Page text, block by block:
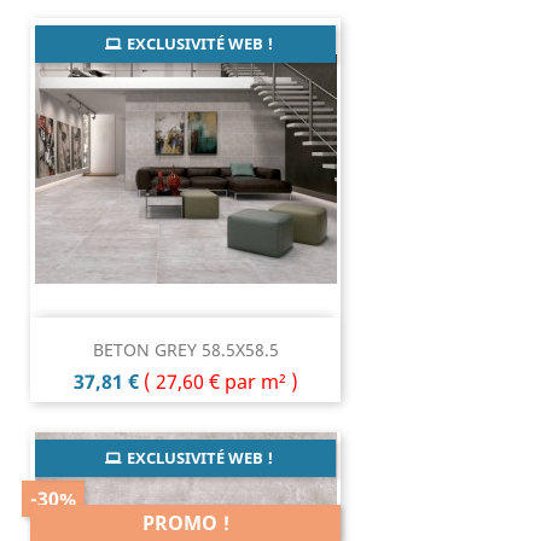
BETON GREY 58.5X58.5
Prix
37,81 € ( 27,60 € par m² )
EXCLUSIVITÉ WEB !
-30%
EXCLUSIVITÉ WEB !
PROMO !